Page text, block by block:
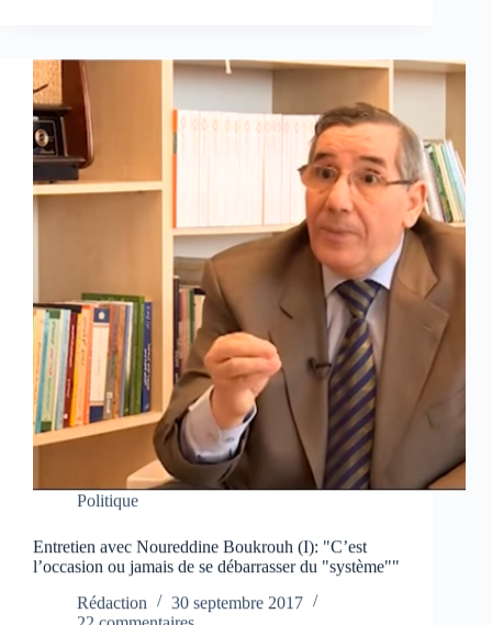
Politique
Entretien avec Noureddine Boukrouh (I): "C’est
l’occasion ou jamais de se débarrasser du "système""
Rédaction
30 septembre 2017